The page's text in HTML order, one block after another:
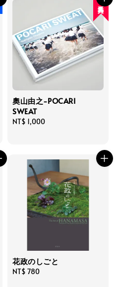
人氣再入荷
奧山由之-POCARI
SWEAT
Regular
NT$ 1,000
花政のしごと
Regular
NT$ 780